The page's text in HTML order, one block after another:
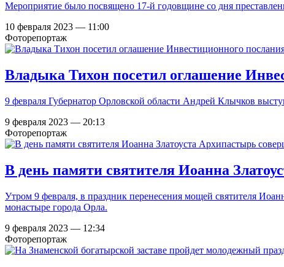
Мероприятие было посвящено 17-й годовщине со дня
10 февраля 2023 — 11:00
Фоторепортаж
Владыка Тихон посетил оглашение
9 февраля Губернатор Орловской области Андрей Клычков
9 февраля 2023 — 20:13
Фоторепортаж
В день памяти святителя Иоанна
Утром 9 февраля, в праздник перенесения мощей святителя
монастыре города Орла.
9 февраля 2023 — 12:34
Фоторепортаж